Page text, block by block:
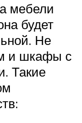
мебели
будет
Не
и шкафы с
Такие